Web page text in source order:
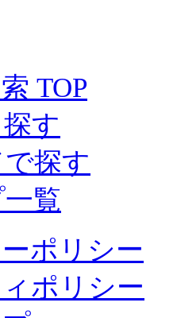
TOP
す
探す
覧
ポリシー
ポリシー